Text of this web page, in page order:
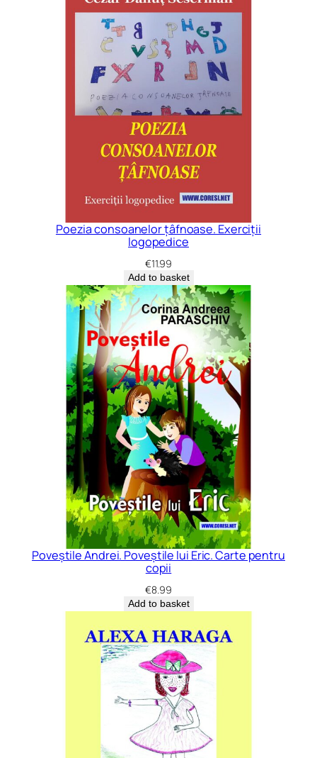
Poezia consoanelor țâfnoase. Exerciții
logopedice
€11.99
Add to basket
Poveștile Andrei. Poveștile lui Eric. Carte pentru
copii
€8.99
Add to basket